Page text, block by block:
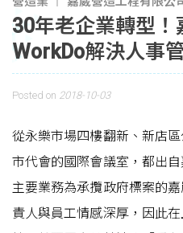
30年老企業轉型！
WorkDo解決人事
Posted on 2018-10-03
從永樂市場四樓翻新、新店
市代會的國際會議室，都出
主要業務為承攬政府標案的
責人與員工情感深厚，因此